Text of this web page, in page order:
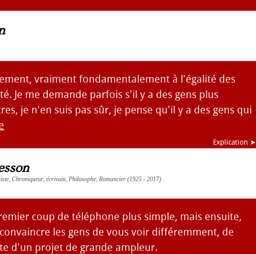
vraiment fondamentalement à l'égalité des
Je me demande parfois s'il y a des gens plus
je n'en suis pas sûr, je pense qu'il y a des gens qui
Explication ➤
Chroniqueur, écrivain, Philosophe, Romancier (1925 - 2017)
coup de téléphone plus simple, mais ensuite,
les gens de vous voir différemment, de
d'un projet de grande ampleur.